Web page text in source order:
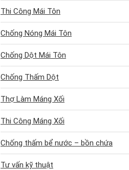
Thi Công Mái Tôn
Chống Nóng Mái Tôn
Chống Dột Mái Tôn
Chống Thấm Dột
Thợ Làm Máng Xối
Thi Công Máng Xối
Chống thấm bể nước – bồn chứa
Tư vấn kỹ thuật